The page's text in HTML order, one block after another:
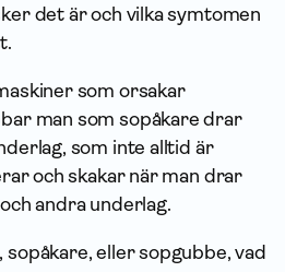
det är och vilka symtomen
som orsakar
man som sopåkare drar
som inte alltid är
och skakar när man drar
andra underlag.
sopåkare, eller sopgubbe, vad